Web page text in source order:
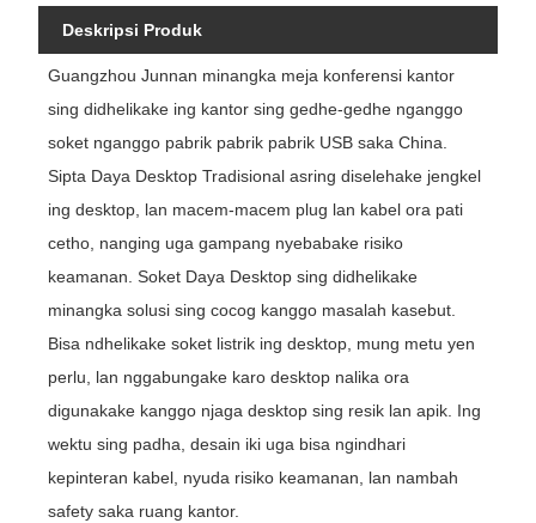
Deskripsi Produk
Guangzhou Junnan minangka meja konferensi kantor
sing didhelikake ing kantor sing gedhe-gedhe nganggo
soket nganggo pabrik pabrik pabrik USB saka China.
Sipta Daya Desktop Tradisional asring diselehake jengkel
ing desktop, lan macem-macem plug lan kabel ora pati
cetho, nanging uga gampang nyebabake risiko
keamanan. Soket Daya Desktop sing didhelikake
minangka solusi sing cocog kanggo masalah kasebut.
Bisa ndhelikake soket listrik ing desktop, mung metu yen
perlu, lan nggabungake karo desktop nalika ora
digunakake kanggo njaga desktop sing resik lan apik. Ing
wektu sing padha, desain iki uga bisa ngindhari
kepinteran kabel, nyuda risiko keamanan, lan nambah
safety saka ruang kantor.